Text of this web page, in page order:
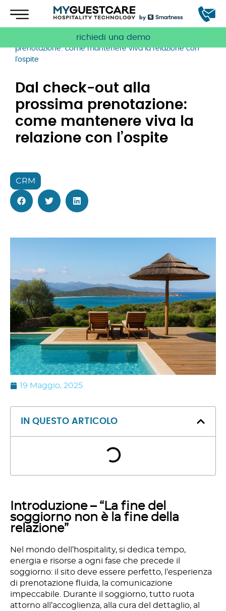
richiedi una demo
CRM»Dal check-out alla prossima
prenotazione: come mantenere viva la relazione con
l’ospite
Dal check-out alla
prossima prenotazione:
come mantenere viva la
relazione con l’ospite
CRM
19 Maggio, 2025
IN QUESTO ARTICOLO
Introduzione – “La fine del
soggiorno non è la fine della
relazione”
Nel mondo dell’hospitality, si dedica tempo,
energia e risorse a ogni fase che precede il
soggiorno: il sito deve essere perfetto, l’esperienza
di prenotazione fluida, la comunicazione
impeccabile. Durante il soggiorno, tutto ruota
attorno all’accoglienza, alla cura del dettaglio, al